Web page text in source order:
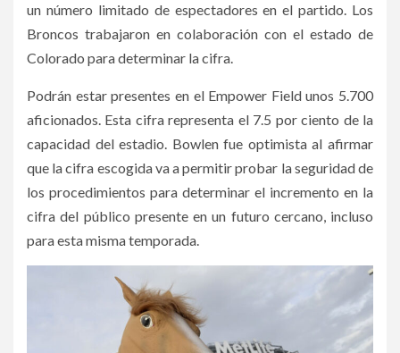
un número limitado de espectadores en el partido. Los
Broncos trabajaron en colaboración con el estado de
Colorado para determinar la cifra.
Podrán estar presentes en el Empower Field unos 5.700
aficionados. Esta cifra representa el 7.5 por ciento de la
capacidad del estadio. Bowlen fue optimista al afirmar
que la cifra escogida va a permitir probar la seguridad de
los procedimientos para determinar el incremento en la
cifra del público presente en un futuro cercano, incluso
para esta misma temporada.